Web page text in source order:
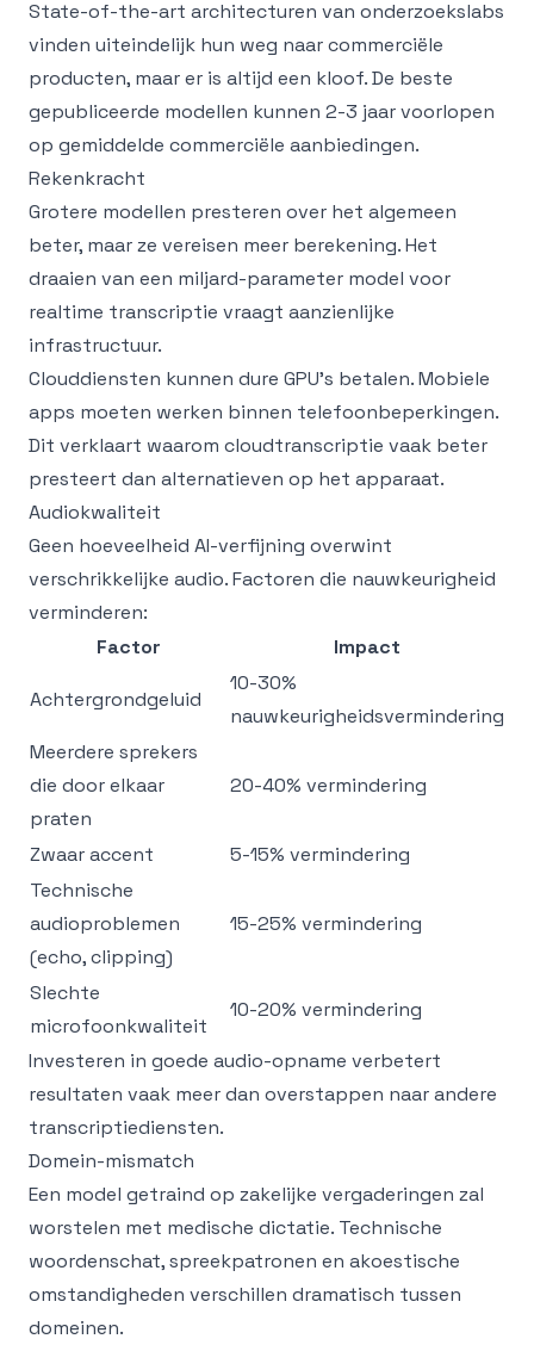
State-of-the-art architecturen van onderzoekslabs
vinden uiteindelijk hun weg naar commerciële
producten, maar er is altijd een kloof. De beste
gepubliceerde modellen kunnen 2-3 jaar voorlopen
op gemiddelde commerciële aanbiedingen.
Rekenkracht
Grotere modellen presteren over het algemeen
beter, maar ze vereisen meer berekening. Het
draaien van een miljard-parameter model voor
realtime transcriptie vraagt aanzienlijke
infrastructuur.
Clouddiensten kunnen dure GPU's betalen. Mobiele
apps moeten werken binnen telefoonbeperkingen.
Dit verklaart waarom cloudtranscriptie vaak beter
presteert dan alternatieven op het apparaat.
Audiokwaliteit
Geen hoeveelheid AI-verfijning overwint
verschrikkelijke audio. Factoren die nauwkeurigheid
verminderen:
Factor
Impact
Achtergrondgeluid
10-30%
nauwkeurigheidsvermindering
Meerdere sprekers
die door elkaar
praten
20-40% vermindering
Zwaar accent
5-15% vermindering
Technische
audioproblemen
(echo, clipping)
15-25% vermindering
Slechte
microfoonkwaliteit
10-20% vermindering
Investeren in goede audio-opname verbetert
resultaten vaak meer dan overstappen naar andere
transcriptiediensten.
Domein-mismatch
Een model getraind op zakelijke vergaderingen zal
worstelen met medische dictatie. Technische
woordenschat, spreekpatronen en akoestische
omstandigheden verschillen dramatisch tussen
domeinen.